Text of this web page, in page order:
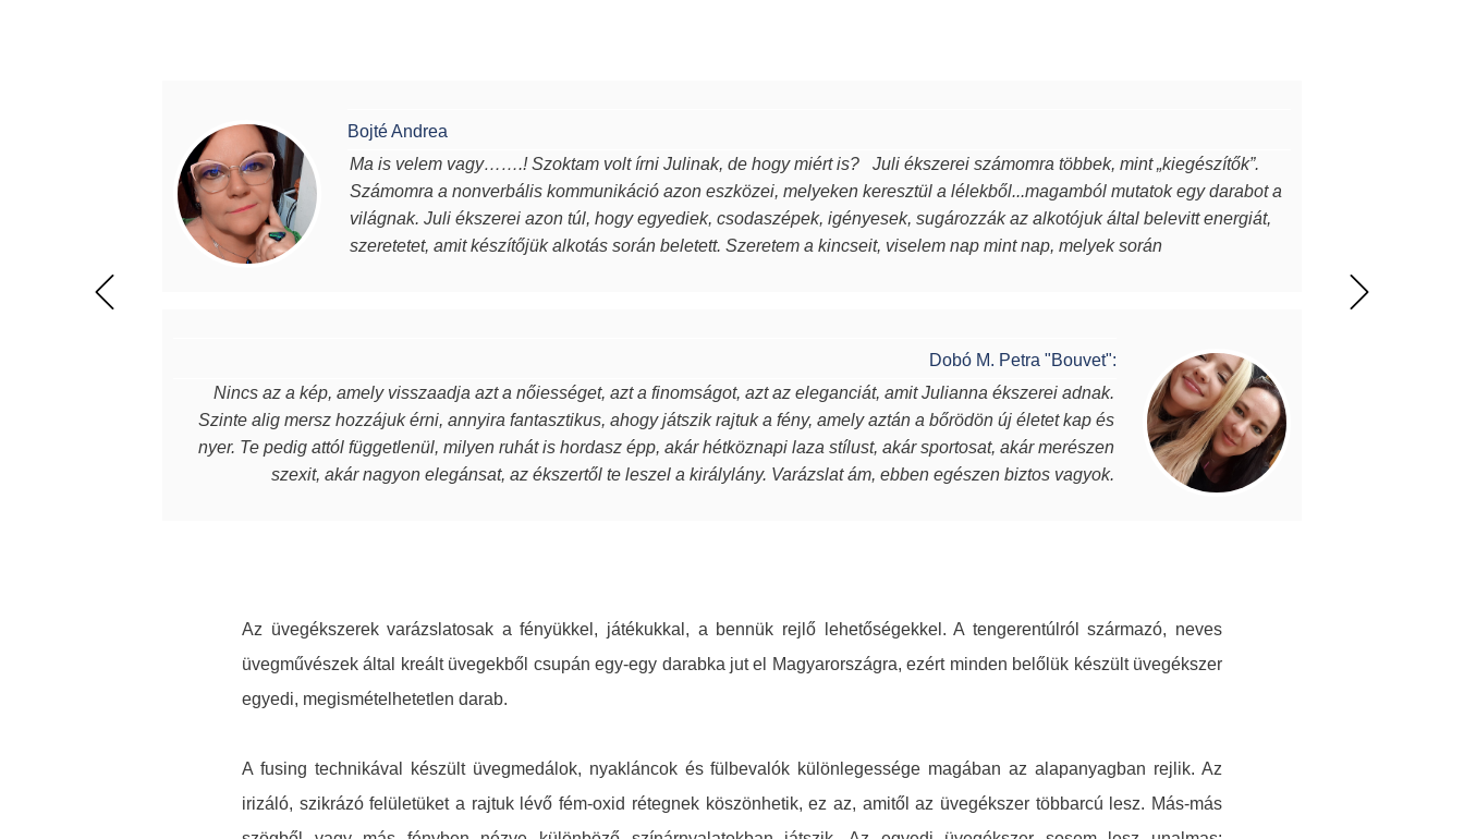
Bojté Andrea
Ma is velem vagy…….! Szoktam volt írni Julinak, de hogy miért is? Juli ékszerei számomra többek, mint „kiegészítők”.
Számomra a nonverbális kommunikáció azon eszközei, melyeken keresztül a lélekből...magamból mutatok egy darabot a
világnak. Juli ékszerei azon túl, hogy egyediek, csodaszépek, igényesek, sugározzák az alkotójuk által belevitt energiát,
szeretetet, amit készítőjük alkotás során beletett. Szeretem a kincseit, viselem nap mint nap, melyek során
Dobó M. Petra "Bouvet":
Nincs az a kép, amely visszaadja azt a nőiességet, azt a finomságot, azt az eleganciát, amit Julianna ékszerei adnak.
Szinte alig mersz hozzájuk érni, annyira fantasztikus, ahogy játszik rajtuk a fény, amely aztán a bőrödön új életet kap és
nyer. Te pedig attól függetlenül, milyen ruhát is hordasz épp, akár hétköznapi laza stílust, akár sportosat, akár merészen
szexit, akár nagyon elegánsat, az ékszertől te leszel a királylány. Varázslat ám, ebben egészen biztos vagyok.
Az üvegékszerek varázslatosak a fényükkel, játékukkal, a bennük rejlő lehetőségekkel. A tengerentúlról származó, neves
üvegművészek által kreált üvegekből csupán egy-egy darabka jut el Magyarországra, ezért minden belőlük készült üvegékszer
egyedi, megismételhetetlen darab.
A fusing technikával készült üvegmedálok, nyakláncok és fülbevalók különlegessége magában az alapanyagban rejlik. Az
irizáló, szikrázó felületüket a rajtuk lévő fém-oxid rétegnek köszönhetik, ez az, amitől az üvegékszer többarcú lesz. Más-más